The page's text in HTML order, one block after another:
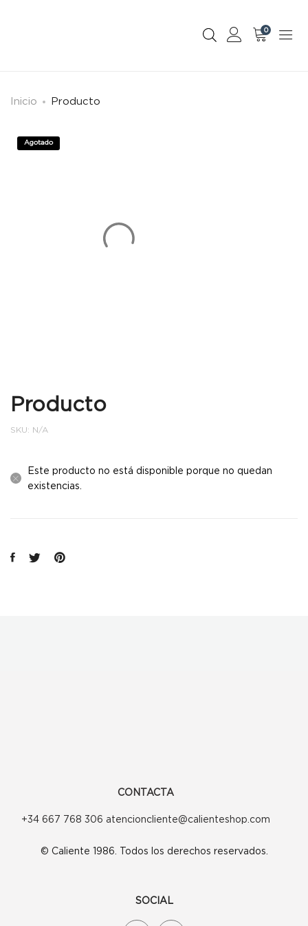
0
Inicio Producto
Agotado
Producto
SKU: N/A
Este producto no está disponible porque no quedan
existencias.
CONTACTA
+34 667 768 306 atencioncliente@calienteshop.com
© Caliente 1986. Todos los derechos reservados.
SOCIAL